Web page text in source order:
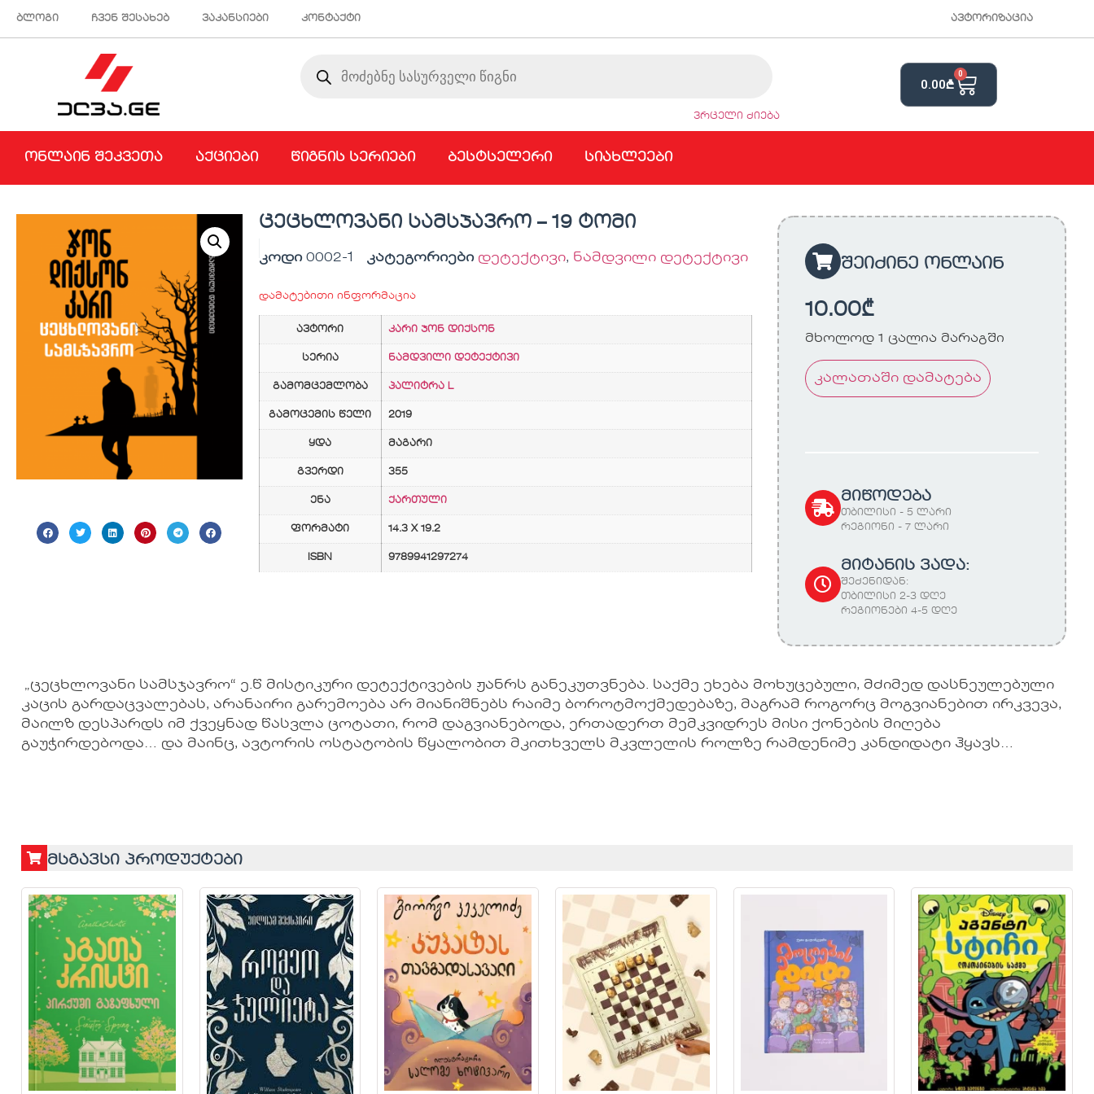
ბლოგი ჩვენ შესახებ ვაკანსიები კონტაქტი ავტორიზაცია
ვრცელი ძიება
0.00₾
0
ონლაინ შეკვეთა აქციები წიგნის სერიები ბესტსელერი სიახლეები
ცეცხლოვანი სამსჯავრო – 19 ტომი
კოდი 0002-1 კატეგორიები დეტექტივი, ნამდვილი დეტექტივი
დამატებითი ინფორმაცია
ავტორი კარი ჯონ დიქსონ
სერია ნამდვილი დეტექტივი
გამომცემლობა პალიტრა L
გამოცემის წელი 2019
ყდა მაგარი
გვერდი 355
ენა ქართული
ფორმატი 14.3 X 19.2
ISBN 9789941297274
შეიძინე ონლაინ
10.00₾
მხოლოდ 1 ცალია მარაგში
კალათაში დამატება
მიწოდება
თბილისი - 5 ლარი
რეგიონი - 7 ლარი
მიტანის ვადა:
შეძენიდან:
თბილისი 2-3 დღე
რეგიონები 4-5 დღე
„ცეცხლოვანი სამსჯავრო“ ე.წ მისტიკური დეტექტივების ჟანრს განეკუთვნება. საქმე ეხება მოხუცებული, მძიმედ დასნეულებული
კაცის გარდაცვალებას, არანაირი გარემოება არ მიანიშნებს რაიმე ბოროტმოქმედებაზე, მაგრამ როგორც მოგვიანებით ირკვევა,
მაილზ დესპარდს იმ ქვეყნად წასვლა ცოტათი, რომ დაგვიანებოდა, ერთადერთ მემკვიდრეს მისი ქონების მიღება
გაუჭირდებოდა… და მაინც, ავტორის ოსტატობის წყალობით მკითხველს მკვლელის როლზე რამდენიმე კანდიდატი ჰყავს…
მსგავსი პროდუქტები